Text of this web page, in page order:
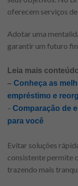
oferecem serviços
Adotar uma
garantir um futuro
Leia mais
– Conheça as
empréstimo e
– Comparação de
para você
Evitar soluções
consistente permite
trazendo mais